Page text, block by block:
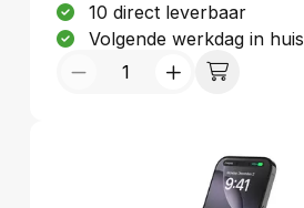
10 direct leverbaar
Volgende werkdag in huis